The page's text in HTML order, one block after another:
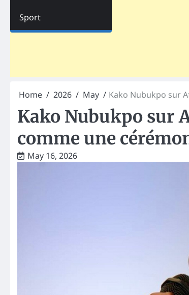
Sport
Home 2026 May Kako Nubukpo sur
Kako Nubukpo sur
comme une
May 16, 2026